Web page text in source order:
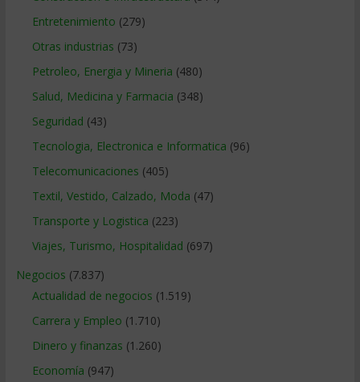
Entretenimiento (279)
Otras industrias (73)
Petroleo, Energia y Mineria (480)
Salud, Medicina y Farmacia (348)
Seguridad (43)
Tecnologia, Electronica e Informatica (96)
Telecomunicaciones (405)
Textil, Vestido, Calzado, Moda (47)
Transporte y Logistica (223)
Viajes, Turismo, Hospitalidad (697)
Negocios (7.837)
Actualidad de negocios (1.519)
Carrera y Empleo (1.710)
Dinero y finanzas (1.260)
Economía (947)